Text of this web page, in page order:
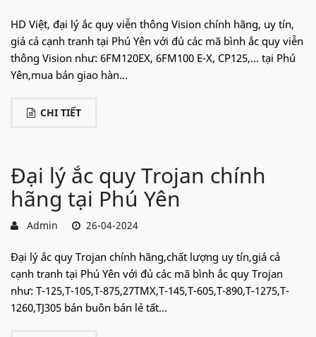
HD Việt, đại lý ắc quy viễn thông Vision chính hãng, uy tín,
giá cả cạnh tranh tại Phú Yên với đủ các mã bình ắc quy viễn
thông Vision như: 6FM120EX, 6FM100 E-X, CP125,... tại Phú
Yên,mua bán giao hàn...
CHI TIẾT
Đại lý ắc quy Trojan chính
hãng tại Phú Yên
Admin 26-04-2024
Đại lý ắc quy Trojan chính hãng,chất lượng uy tín,giá cả
cạnh tranh tại Phú Yên với đủ các mã bình ắc quy Trojan
như: T-125,T-105,T-875,27TMX,T-145,T-605,T-890,T-1275,T-
1260,TJ305 bán buôn bán lẻ tất...